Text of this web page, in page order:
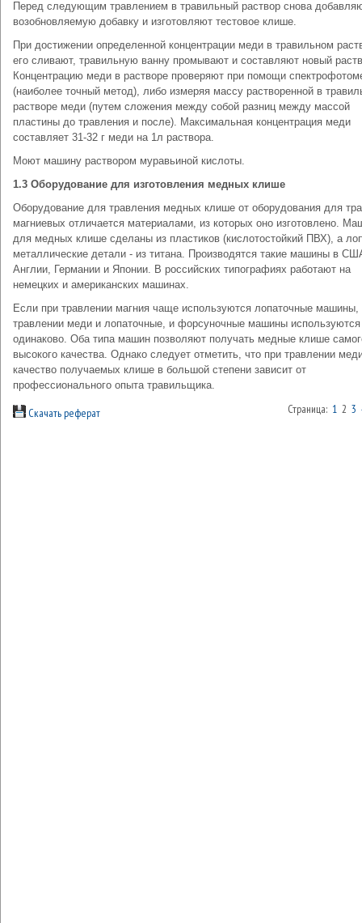
Перед следующим травлением в травильный раствор снова
возобновляемую добавку и изготовляют тестовое клише.
При достижении определенной концентрации меди в травильном
его сливают, травильную ванну промывают и составляют новый
Концентрацию меди в растворе проверяют при помощи
(наиболее точный метод), либо измеряя массу растворенной в
растворе меди (путем сложения между собой разниц между массой
пластины до травления и после). Максимальная концентрация меди
составляет 31-32 г меди на 1л раствора.
Моют машину раствором муравьиной кислоты.
1.3 Оборудование для изготовления медных клише
Оборудование для травления медных клише от оборудования для
магниевых отличается материалами, из которых оно изготовлено.
для медных клише сделаны из пластиков (кислотостойкий ПВХ), а
металлические детали - из титана. Производятся такие машины в
Англии, Германии и Японии. В российских типографиях работают на
немецких и американских машинах.
Если при травлении магния чаще используются лопаточные машины,
травлении меди и лопаточные, и форсуночные машины используются
одинаково. Оба типа машин позволяют получать медные клише
высокого качества. Однако следует отметить, что при травлении
качество получаемых клише в большой степени зависит от
профессионального опыта травильщика.
Скачать реферат Страница: 1 2 3